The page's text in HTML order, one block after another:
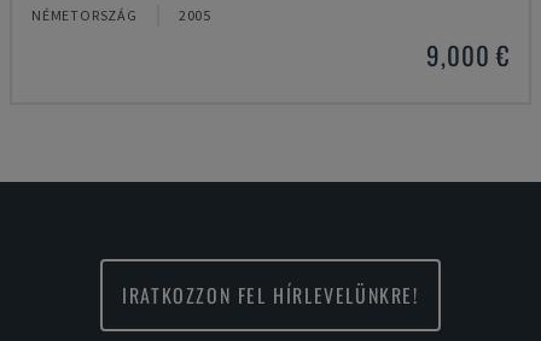
NÉMETORSZÁG 2005
9,000 €
IRATKOZZON FEL HÍRLEVELÜNKRE!